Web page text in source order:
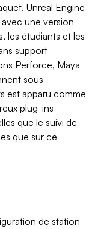
Unreal Engine
une version
les étudiants et les
support
Perforce, Maya
sous
est apparu comme
plug-ins
que le suivi de
que sur ce
de station